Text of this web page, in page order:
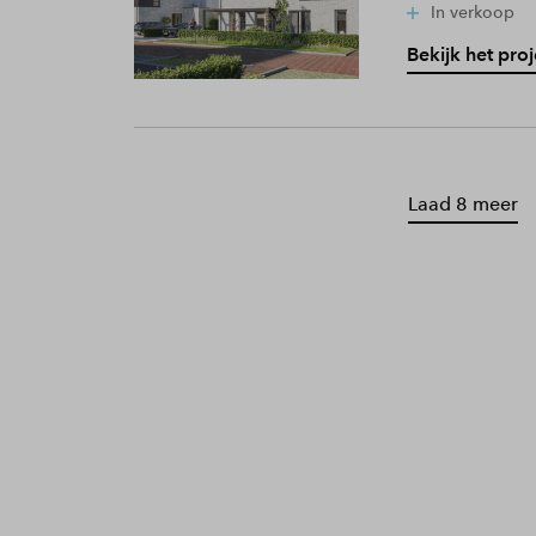
In verkoop
Bekijk het
Laad 8 meer